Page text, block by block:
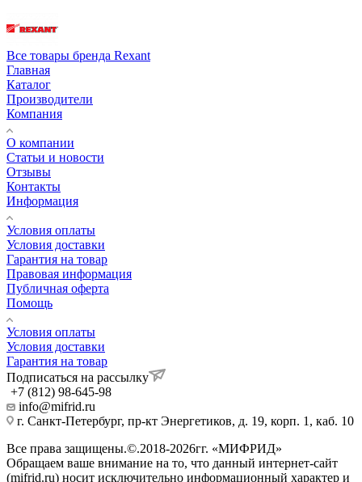
Все товары бренда Rexant
Главная
Каталог
Производители
Компания
О компании
Статьи и новости
Отзывы
Контакты
Информация
Условия оплаты
Условия доставки
Гарантия на товар
Правовая информация
Публичная оферта
Помощь
Условия оплаты
Условия доставки
Гарантия на товар
Подписаться на рассылку
+7 (812) 98-645-98
info@mifrid.ru
г. Санкт-Петербург, пр-кт Энергетиков, д. 19, корп. 1, каб. 10
Все права защищены.©.2018-2026гг. «МИФРИД»
Обращаем ваше внимание на то, что данный интернет-сайт
(mifrid.ru) носит исключительно информационный характер и